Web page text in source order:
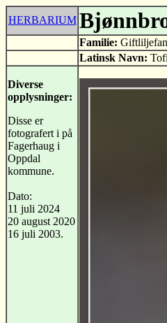
HERBARIUM
Familie:
Latinsk Navn:
Diverse
opplysninger:
Disse er
fotografert i på
Fagerhaug i
Oppdal
kommune.
Dato:
11 juli 2024
20 august 2020
16 juli 2003.